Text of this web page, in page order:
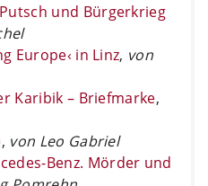
und Bürgerkrieg
Europe‹ in Linz, von
Karibik – Briefmarke,
, von Leo Gabriel
Benz. Mörder und